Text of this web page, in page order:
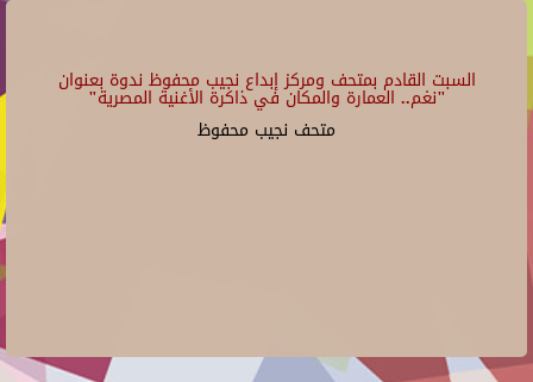
السبت القادم بمتحف ومركز إبداع نجيب محفوظ ندوة بعنوان
"نغم.. العمارة والمكان في ذاكرة الأغنية المصرية"
متحف نجيب محفوظ